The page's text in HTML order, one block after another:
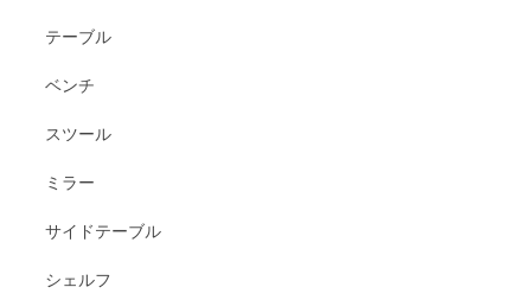
テーブル
ベンチ
スツール
ミラー
サイドテーブル
シェルフ